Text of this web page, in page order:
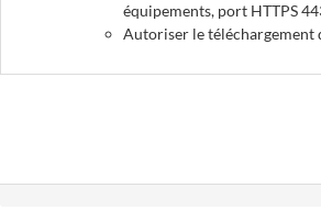
équipements, port HTTPS
Autoriser le téléchargement